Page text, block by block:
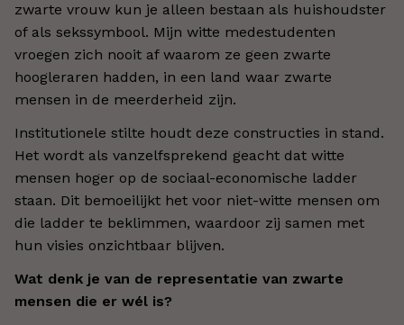
zwarte vrouw kun je alleen bestaan als huishoudster
of als sekssymbool. Mijn witte medestudenten
vroegen zich nooit af waarom ze geen zwarte
hoogleraren hadden, in een land waar zwarte
mensen in de meerderheid zijn.
Institutionele stilte houdt deze constructies in stand.
Het wordt als vanzelfsprekend geacht dat witte
mensen hoger op de sociaal-economische ladder
staan. Dit bemoeilijkt het voor niet-witte mensen om
die ladder te beklimmen, waardoor zij samen met
hun visies onzichtbaar blijven.
Wat denk je van de representatie van zwarte
mensen die er wél is?